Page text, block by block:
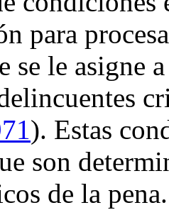
para
se le asigne
). Estas
son
de la